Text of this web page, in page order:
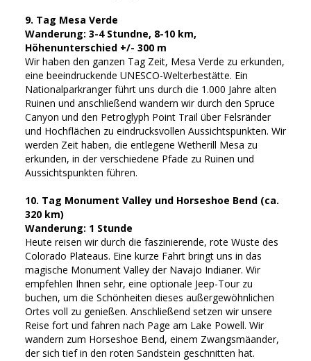
9. Tag Mesa Verde
Wanderung: 3-4 Stundne, 8-10 km,
Höhenunterschied +/- 300 m
Wir haben den ganzen Tag Zeit, Mesa Verde zu erkunden,
eine beeindruckende UNESCO-Welterbestätte. Ein
Nationalparkranger führt uns durch die 1.000 Jahre alten
Ruinen und anschließend wandern wir durch den Spruce
Canyon und den Petroglyph Point Trail über Felsränder
und Hochflächen zu eindrucksvollen Aussichtspunkten. Wir
werden Zeit haben, die entlegene Wetherill Mesa zu
erkunden, in der verschiedene Pfade zu Ruinen und
Aussichtspunkten führen.
10. Tag Monument Valley und Horseshoe Bend (ca.
320 km)
Wanderung: 1 Stunde
Heute reisen wir durch die faszinierende, rote Wüste des
Colorado Plateaus. Eine kurze Fahrt bringt uns in das
magische Monument Valley der Navajo Indianer. Wir
empfehlen Ihnen sehr, eine optionale Jeep-Tour zu
buchen, um die Schönheiten dieses außergewöhnlichen
Ortes voll zu genießen. Anschließend setzen wir unsere
Reise fort und fahren nach Page am Lake Powell. Wir
wandern zum Horseshoe Bend, einem Zwangsmäander,
der sich tief in den roten Sandstein geschnitten hat.